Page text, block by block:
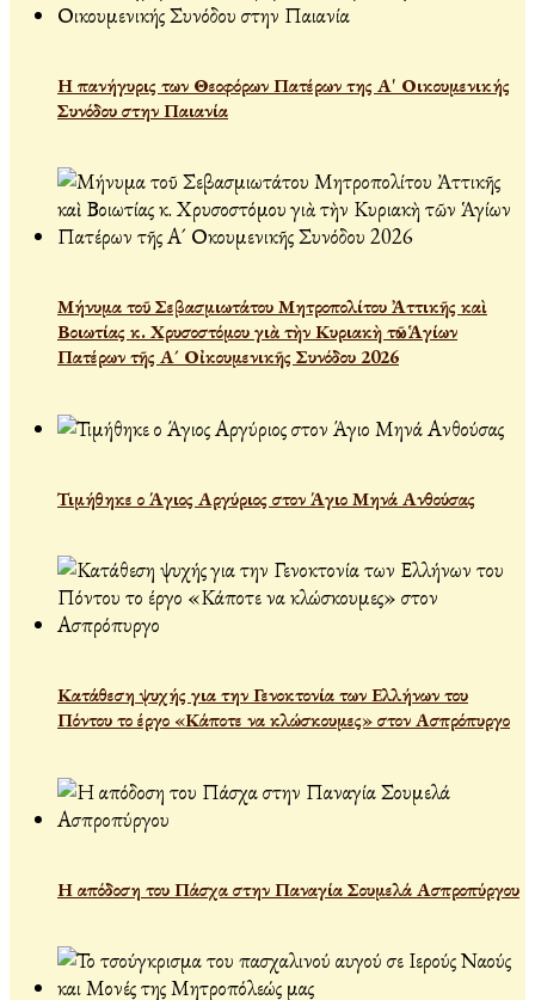
Η πανήγυρις των Θεοφόρων Πατέρων της Α' Οικουμενικής
Συνόδου στην Παιανία
Μήνυμα τοῦ Σεβασμιωτάτου Μητροπολίτου Ἀττικῆς καὶ
Βοιωτίας κ. Χρυσοστόμου γιὰ τὴν Κυριακὴ τῶν Ἁγίων
Πατέρων τῆς Α´ Οἰκουμενικῆς Συνόδου 2026
Τιμήθηκε ο Άγιος Αργύριος στον Άγιο Μηνά Ανθούσας
Κατάθεση ψυχής για την Γενοκτονία των Ελλήνων του
Πόντου το έργο «Κάποτε να κλώσκουμες» στον Ασπρόπυργο
Η απόδοση του Πάσχα στην Παναγία Σουμελά Ασπροπύργου